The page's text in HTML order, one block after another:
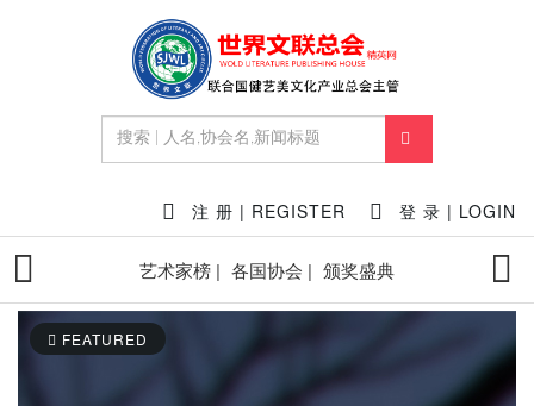
注 册 | REGISTER 登 录 | LOGIN
艺术家榜 | 各国协会 | 颁奖盛典
FEATURED